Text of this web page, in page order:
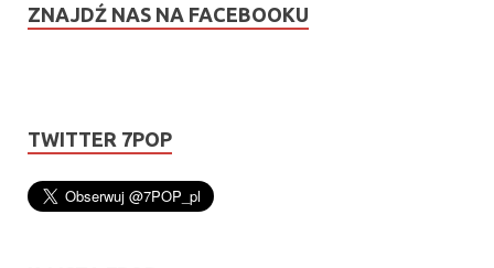
ZNAJDŹ NAS NA FACEBOOKU
TWITTER 7POP